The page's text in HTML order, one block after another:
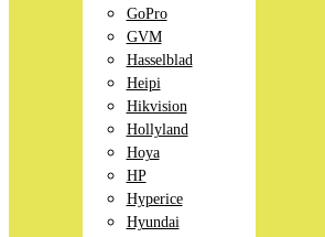
GoPro
GVM
Hasselblad
Heipi
Hikvision
Hollyland
Hoya
HP
Hyperice
Hyundai